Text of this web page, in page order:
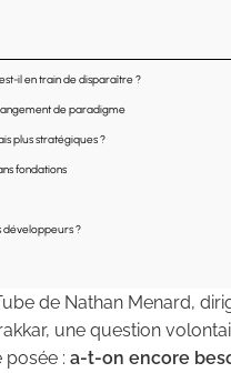
il en train de disparaître ?
de paradigme
plus stratégiques ?
fondations
développeurs ?
de Nathan Menard,
une question
: a-t-on encore